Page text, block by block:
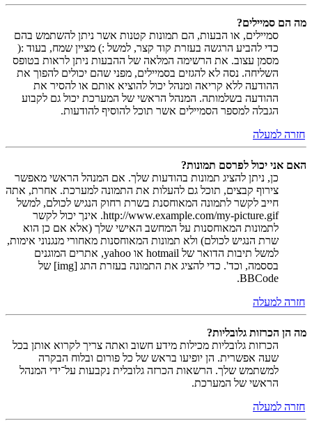
מה הם סמיילים?
סמיילים, או הבעות, הם תמונות קטנות אשר ניתן להשתמש בהם
כדי להביע הרגשה בעזרת קוד קצר, למשל :) מציין שמח, בעוד :(
מסמן עצוב. את הרשימה המלאה של ההבעות ניתן לראות בטופס
השליחה. נסה לא להגזים בסמיילים, מפני שהם יכולים להפוך את
ההודעה ללא קריאה ומנהל יכול להוציא אותם או להסיר את
ההודעה בשלמותה. המנהל הראשי של המערכת יכול גם לקבוע
הגבלה למספר הסמיילים אשר תוכל להוסיף להודעות.
חזרה למעלה
האם אני יכול לפרסם תמונות?
כן, ניתן להציג תמונות בהודעות שלך. אם המנהל הראשי מאפשר
צירוף קבצים, תוכל גם להעלות את התמונה למערכת. אחרת, אתה
חייב לקשר לתמונה המאוחסנת בשרת רחוק הנגיש לכולם, למשל
http://www.example.com/my-picture.gif. אינך יכול לקשר
לתמונות המאוחסנות על המחשב האישי שלך (אלא אם כן הוא
שרת הנגיש לכולם) ולא תמונות המאוחסנות מאחורי מנגנוני אימות,
למשל תיבות הדואר של hotmail או yahoo, אתרים המוגנים
בססמה, וכד'. כדי להציג את התמונה בעזרת התג [img] של
BBCode.
חזרה למעלה
מה הן הכרזות גלובליות?
הכרזות גלובליות מכילות מידע חשוב ואתה צריך לקרוא אותן בכל
שעה אפשרית. הן יופיעו בראש של כל פורום ובלוח הבקרה
למשתמש שלך. הרשאות הכרזה גלובלית נקבעות על־ידי המנהל
הראשי של המערכת.
חזרה למעלה